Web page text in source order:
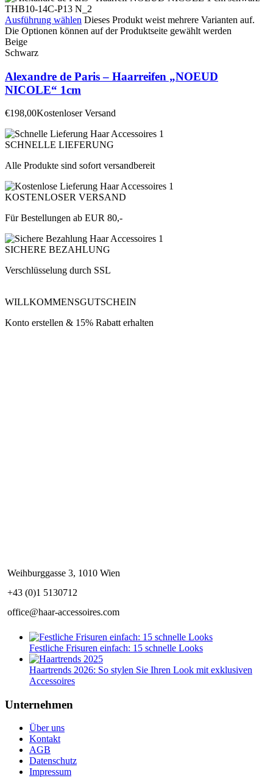
Ausführung wählen Dieses Produkt weist mehrere Varianten auf.
Die Optionen können auf der Produktseite gewählt werden
Beige
Schwarz
Alexandre de Paris – Haarreifen „NOEUD
NICOLE“ 1cm
€198,00Kostenloser Versand
SCHNELLE LIEFERUNG
Alle Produkte sind sofort versandbereit
KOSTENLOSER VERSAND
Für Bestellungen ab EUR 80,-
SICHERE BEZAHLUNG
Verschlüsselung durch SSL
WILLKOMMENSGUTSCHEIN
Konto erstellen & 15% Rabatt erhalten
Weihburggasse 3, 1010 Wien
+43 (0)1 5130712
office@haar-accessoires.com
Festliche Frisuren einfach: 15 schnelle Looks
Haartrends 2026: So stylen Sie Ihren Look mit exklusiven
Accessoires
Unternehmen
Über uns
Kontakt
AGB
Datenschutz
Impressum